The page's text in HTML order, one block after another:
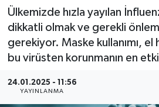
Ülkemizde hızla yayılan
dikkatli olmak ve gerekli
gerekiyor. Maske kullanımı, el
bu virüsten korunmanın en
24.01.2025 - 11:56
YAYINLANMA
Ekonomi
Gazipaşa
Haber Arşivi